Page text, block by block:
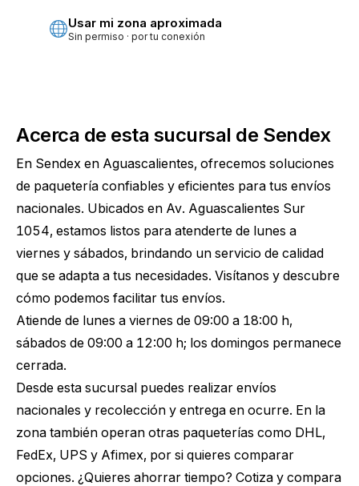
Usar mi zona aproximada
Sin permiso · por tu conexión
Acerca de esta sucursal de Sendex
En Sendex en Aguascalientes, ofrecemos soluciones
de paquetería confiables y eficientes para tus envíos
nacionales. Ubicados en Av. Aguascalientes Sur
1054, estamos listos para atenderte de lunes a
viernes y sábados, brindando un servicio de calidad
que se adapta a tus necesidades. Visítanos y descubre
cómo podemos facilitar tus envíos.
Atiende de lunes a viernes de 09:00 a 18:00 h,
sábados de 09:00 a 12:00 h; los domingos permanece
cerrada.
Desde esta sucursal puedes realizar envíos
nacionales y recolección y entrega en ocurre. En la
zona también operan otras paqueterías como DHL,
FedEx, UPS y Afimex, por si quieres comparar
opciones. ¿Quieres ahorrar tiempo? Cotiza y compara